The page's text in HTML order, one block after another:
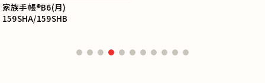
家族手帳®B6(月)
159SHA/159SHB